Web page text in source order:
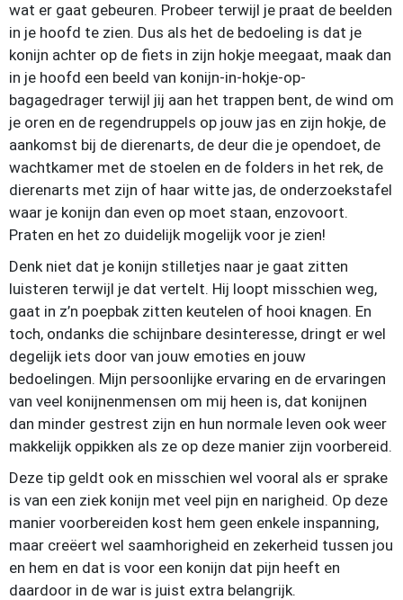
wat er gaat gebeuren. Probeer terwijl je praat de beelden
in je hoofd te zien. Dus als het de bedoeling is dat je
konijn achter op de fiets in zijn hokje meegaat, maak dan
in je hoofd een beeld van konijn-in-hokje-op-
bagagedrager terwijl jij aan het trappen bent, de wind om
je oren en de regendruppels op jouw jas en zijn hokje, de
aankomst bij de dierenarts, de deur die je opendoet, de
wachtkamer met de stoelen en de folders in het rek, de
dierenarts met zijn of haar witte jas, de onderzoekstafel
waar je konijn dan even op moet staan, enzovoort.
Praten en het zo duidelijk mogelijk voor je zien!
Denk niet dat je konijn stilletjes naar je gaat zitten
luisteren terwijl je dat vertelt. Hij loopt misschien weg,
gaat in z’n poepbak zitten keutelen of hooi knagen. En
toch, ondanks die schijnbare desinteresse, dringt er wel
degelijk iets door van jouw emoties en jouw
bedoelingen. Mijn persoonlijke ervaring en de ervaringen
van veel konijnenmensen om mij heen is, dat konijnen
dan minder gestrest zijn en hun normale leven ook weer
makkelijk oppikken als ze op deze manier zijn voorbereid.
Deze tip geldt ook en misschien wel vooral als er sprake
is van een ziek konijn met veel pijn en narigheid. Op deze
manier voorbereiden kost hem geen enkele inspanning,
maar creëert wel saamhorigheid en zekerheid tussen jou
en hem en dat is voor een konijn dat pijn heeft en
daardoor in de war is juist extra belangrijk.